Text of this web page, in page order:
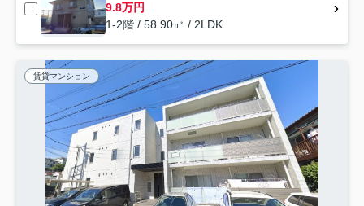
9.8万円
1-2階 / 58.90㎡ / 2LDK
賃貸マンション